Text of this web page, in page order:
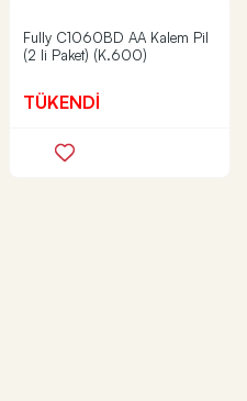
Fully C1060BD AA Kalem Pil
(2 li Paket) (K.600)
TÜKENDİ